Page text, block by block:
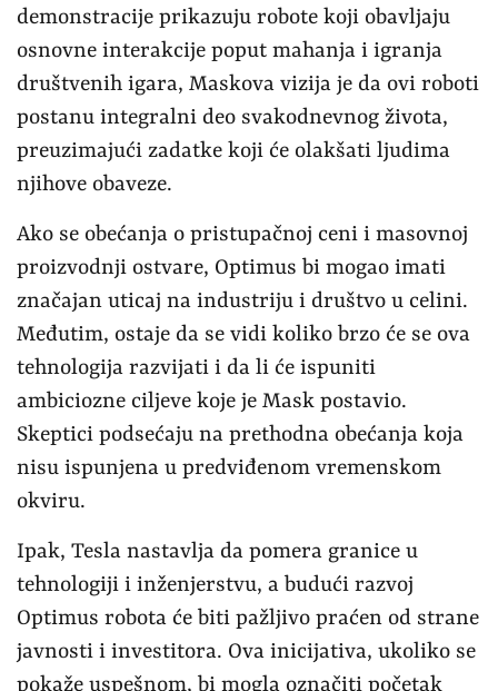
demonstracije prikazuju robote koji obavljaju
osnovne interakcije poput mahanja i igranja
društvenih igara, Maskova vizija je da ovi roboti
postanu integralni deo svakodnevnog života,
preuzimajući zadatke koji će olakšati ljudima
njihove obaveze.
Ako se obećanja o pristupačnoj ceni i masovnoj
proizvodnji ostvare, Optimus bi mogao imati
značajan uticaj na industriju i društvo u celini.
Međutim, ostaje da se vidi koliko brzo će se ova
tehnologija razvijati i da li će ispuniti
ambiciozne ciljeve koje je Mask postavio.
Skeptici podsećaju na prethodna obećanja koja
nisu ispunjena u predviđenom vremenskom
okviru.
Ipak, Tesla nastavlja da pomera granice u
tehnologiji i inženjerstvu, a budući razvoj
Optimus robota će biti pažljivo praćen od strane
javnosti i investitora. Ova inicijativa, ukoliko se
pokaže uspešnom, bi mogla označiti početak